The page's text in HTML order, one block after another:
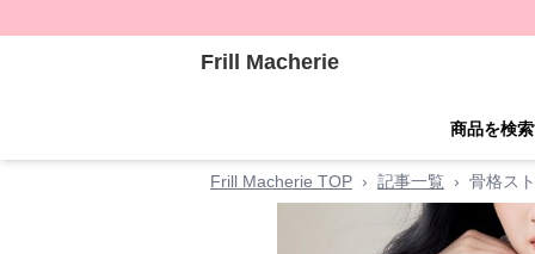
Frill Macherie
商品を検
Frill Macherie TOP › 記事一覧 › 骨格ス